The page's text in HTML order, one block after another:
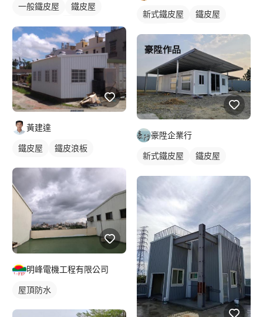
一般鐵皮屋
鐵皮屋
黃建達
鐵皮屋 鐵皮浪板
明峰電機工程有限公司
屋頂防水
新式鐵皮屋
鐵皮屋
豪陞企業行
新式鐵皮屋
鐵皮屋